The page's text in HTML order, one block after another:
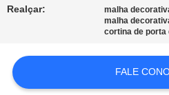
PEÇA
CITAÇÕES
Realçar: malha
malha
cortina de porta
FALE